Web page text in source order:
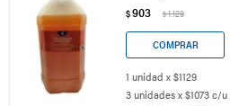
$903 $1.129
1 unidad x $1129
3 unidades x $1073 c/u